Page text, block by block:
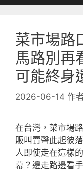
菜市場路
馬路別再
可能終身
2026-06-14 作
在台灣，菜市場
販叫賣聲此起彼
人即使走在這樣
幕？邊走路邊看